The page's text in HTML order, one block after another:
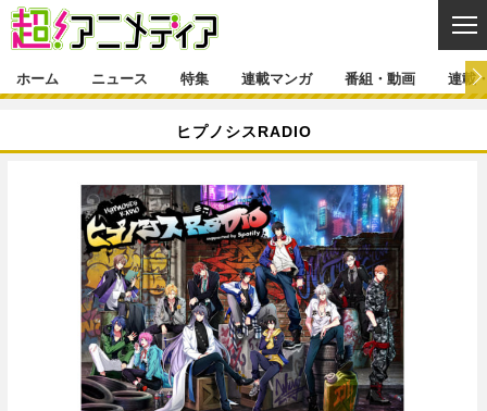
ゲーム・アプリ マンガ
映画 音楽
グッズ イベント
声優 コスプレ
舞台 新帝スタ
特集一覧 カバー
インタビュー レポート
ラキりす
連載マンガ
連載マンガ一覧 連載一覧
番組・動画
番組・動画一覧 ラジオ
動画
連載・ブログ
連載・ブログ一覧 コラム
編集部ブログ・お知らせ
ホーム ニュース 特集 連載マンガ 番組・動画 連載
ヒプノシスRADIO